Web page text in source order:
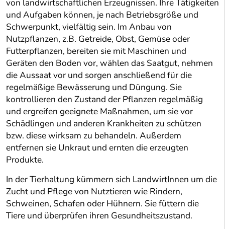
von landwirtschaftlichen Erzeugnissen. Ihre Tätigkeiten
und Aufgaben können, je nach Betriebsgröße und
Schwerpunkt, vielfältig sein. Im Anbau von
Nutzpflanzen, z.B. Getreide, Obst, Gemüse oder
Futterpflanzen, bereiten sie mit Maschinen und
Geräten den Boden vor, wählen das Saatgut, nehmen
die Aussaat vor und sorgen anschließend für die
regelmäßige Bewässerung und Düngung. Sie
kontrollieren den Zustand der Pflanzen regelmäßig
und ergreifen geeignete Maßnahmen, um sie vor
Schädlingen und anderen Krankheiten zu schützen
bzw. diese wirksam zu behandeln. Außerdem
entfernen sie Unkraut und ernten die erzeugten
Produkte.
In der Tierhaltung kümmern sich LandwirtInnen um die
Zucht und Pflege von Nutztieren wie Rindern,
Schweinen, Schafen oder Hühnern. Sie füttern die
Tiere und überprüfen ihren Gesundheitszustand.